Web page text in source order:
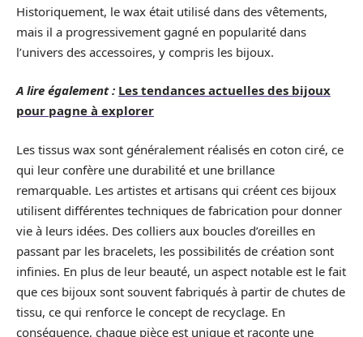
Historiquement, le wax était utilisé dans des vêtements,
mais il a progressivement gagné en popularité dans
l’univers des accessoires, y compris les bijoux.
A lire également : Les tendances actuelles des bijoux
pour pagne à explorer
Les tissus wax sont généralement réalisés en coton ciré, ce
qui leur confère une durabilité et une brillance
remarquable. Les artistes et artisans qui créent ces bijoux
utilisent différentes techniques de fabrication pour donner
vie à leurs idées. Des colliers aux boucles d’oreilles en
passant par les bracelets, les possibilités de création sont
infinies. En plus de leur beauté, un aspect notable est le fait
que ces bijoux sont souvent fabriqués à partir de chutes de
tissu, ce qui renforce le concept de recyclage. En
conséquence, chaque pièce est unique et raconte une